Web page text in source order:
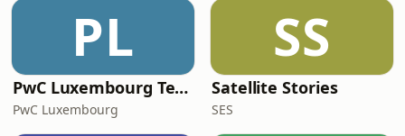
PL
PwC Luxembourg TechTalk
PwC Luxembourg
SS
Satellite Stories
SES